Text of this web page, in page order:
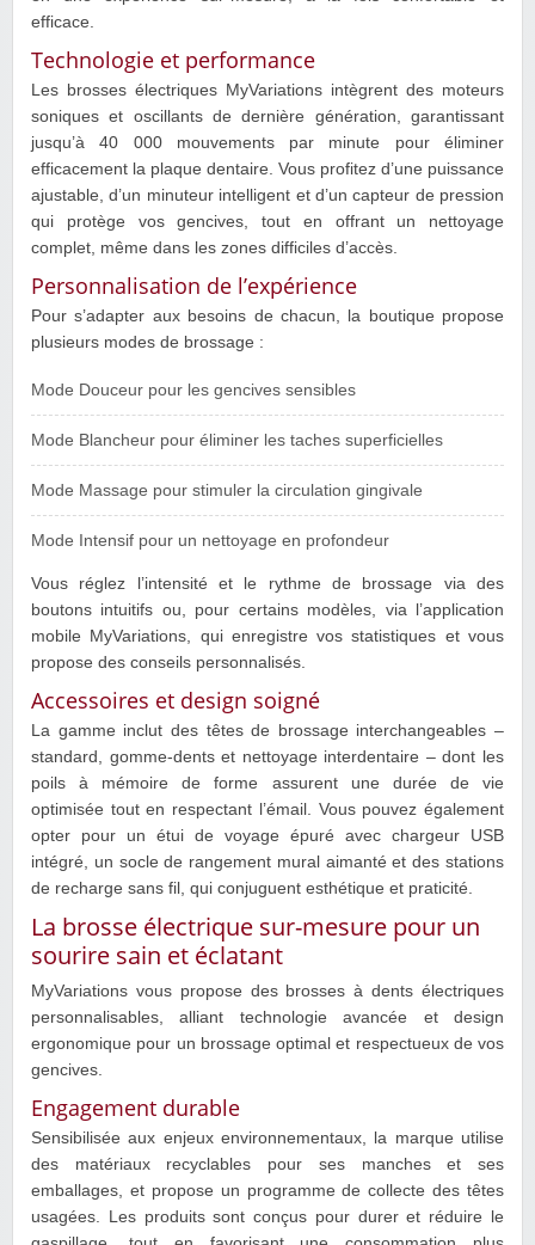
efficace.
Technologie et performance
Les brosses électriques MyVariations intègrent des moteurs
soniques et oscillants de dernière génération, garantissant
jusqu’à 40 000 mouvements par minute pour éliminer
efficacement la plaque dentaire. Vous profitez d’une puissance
ajustable, d’un minuteur intelligent et d’un capteur de pression
qui protège vos gencives, tout en offrant un nettoyage
complet, même dans les zones difficiles d’accès.
Personnalisation de l’expérience
Pour s’adapter aux besoins de chacun, la boutique propose
plusieurs modes de brossage :
Mode Douceur pour les gencives sensibles
Mode Blancheur pour éliminer les taches superficielles
Mode Massage pour stimuler la circulation gingivale
Mode Intensif pour un nettoyage en profondeur
Vous réglez l’intensité et le rythme de brossage via des
boutons intuitifs ou, pour certains modèles, via l’application
mobile MyVariations, qui enregistre vos statistiques et vous
propose des conseils personnalisés.
Accessoires et design soigné
La gamme inclut des têtes de brossage interchangeables –
standard, gomme-dents et nettoyage interdentaire – dont les
poils à mémoire de forme assurent une durée de vie
optimisée tout en respectant l’émail. Vous pouvez également
opter pour un étui de voyage épuré avec chargeur USB
intégré, un socle de rangement mural aimanté et des stations
de recharge sans fil, qui conjuguent esthétique et praticité.
La brosse électrique sur-mesure pour un
sourire sain et éclatant
MyVariations vous propose des brosses à dents électriques
personnalisables, alliant technologie avancée et design
ergonomique pour un brossage optimal et respectueux de vos
gencives.
Engagement durable
Sensibilisée aux enjeux environnementaux, la marque utilise
des matériaux recyclables pour ses manches et ses
emballages, et propose un programme de collecte des têtes
usagées. Les produits sont conçus pour durer et réduire le